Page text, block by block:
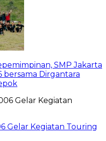
SMP Jakarta
bersama Dirgantara
Gelar Kegiatan Touring